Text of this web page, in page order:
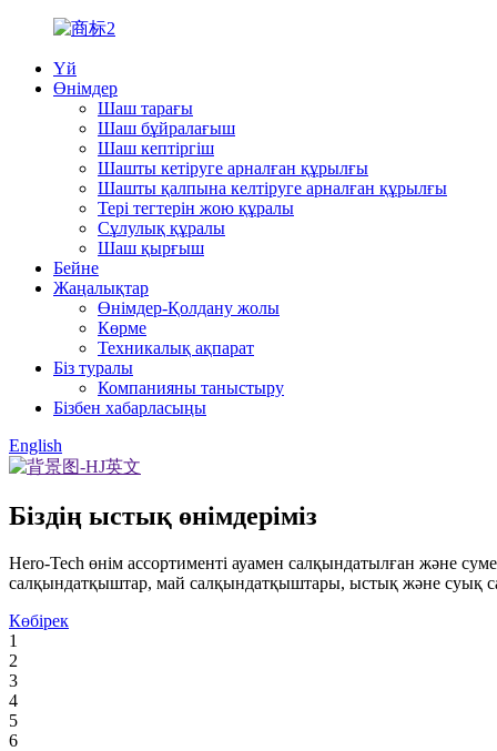
Үй
Өнімдер
Шаш тарағы
Шаш бұйралағыш
Шаш кептіргіш
Шашты кетіруге арналған құрылғы
Шашты қалпына келтіруге арналған құрылғы
Тері тегтерін жою құралы
Сұлулық құралы
Шаш қырғыш
Бейне
Жаңалықтар
Өнімдер-Қолдану жолы
Көрме
Техникалық ақпарат
Біз туралы
Компанияны таныстыру
Бізбен хабарласыңы
English
Біздің ыстық өнімдеріміз
Hero-Tech өнім ассортименті ауамен салқындатылған және
салқындатқыштар, май салқындатқыштары, ыстық және суық
Көбірек
1
2
3
4
5
6